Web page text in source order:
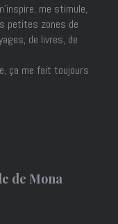
me stimule,
petites zones de
de livres, de
ça me fait toujours
de Mona